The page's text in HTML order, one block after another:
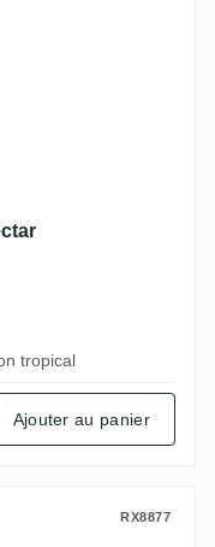
tropical
Ajouter au panier
Añejo RX8877